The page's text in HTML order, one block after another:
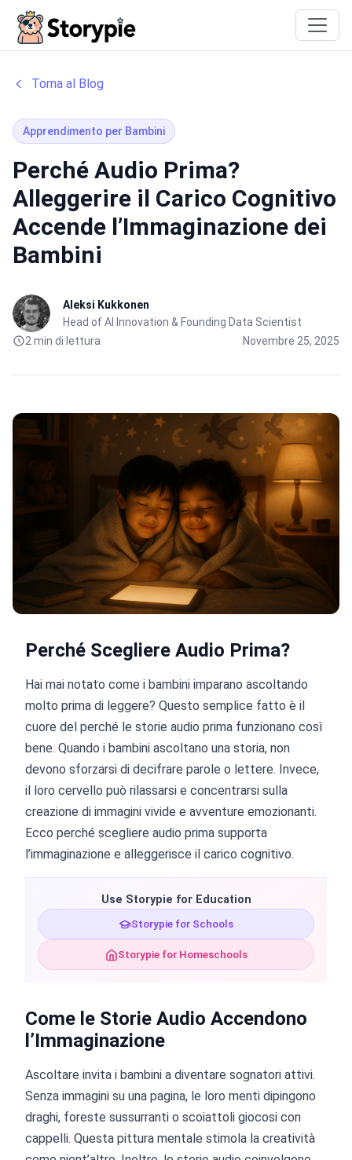
Torna al Blog
Apprendimento per Bambini
Perché Audio Prima?
Alleggerire il Carico Cognitivo
Accende l’Immaginazione dei
Bambini
Aleksi Kukkonen
Head of AI Innovation & Founding Data Scientist
2 min di lettura
Novembre 25, 2025
Perché Scegliere Audio Prima?
Hai mai notato come i bambini imparano ascoltando
molto prima di leggere? Questo semplice fatto è il
cuore del perché le storie audio prima funzionano così
bene. Quando i bambini ascoltano una storia, non
devono sforzarsi di decifrare parole o lettere. Invece,
il loro cervello può rilassarsi e concentrarsi sulla
creazione di immagini vivide e avventure emozionanti.
Ecco perché scegliere audio prima supporta
l’immaginazione e alleggerisce il carico cognitivo.
Use Storypie for Education
Storypie for Schools
Storypie for Homeschools
Come le Storie Audio Accendono
l’Immaginazione
Ascoltare invita i bambini a diventare sognatori attivi.
Senza immagini su una pagina, le loro menti dipingono
draghi, foreste sussurranti o scoiattoli giocosi con
cappelli. Questa pittura mentale stimola la creatività